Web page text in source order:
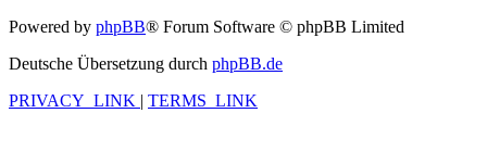
Powered by phpBB® Forum Software © phpBB Limited
Deutsche Übersetzung durch phpBB.de
PRIVACY_LINK
TERMS_LINK